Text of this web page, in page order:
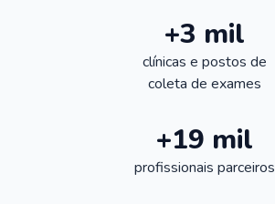
+3 mil
clínicas e postos de
coleta de exames
+19 mil
profissionais parceiros